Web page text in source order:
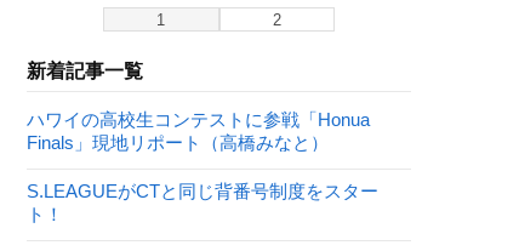
1 2
新着記事一覧
ハワイの高校生コンテストに参戦「Honua
Finals」現地リポート（高橋みなと）
S.LEAGUEがCTと同じ背番号制度をスター
ト！